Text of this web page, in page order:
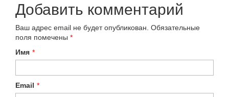
Добавить комментарий
Ваш адрес email не будет опубликован. Обязательные
поля помечены *
Имя *
Email *